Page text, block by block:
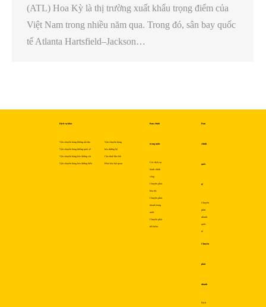
(ATL) Hoa Kỳ là thị trường xuất khẩu trọng điểm của
Việt Nam trong nhiều năm qua. Trong đó, sân bay quốc
tế Atlanta Hartsfield–Jackson…
Dịch vụ khác
Vận chuyển hàng không nội địa
Vận chuyển hàng không quốc tế
Vận chuyển hàng hóa đường sắt
Vận chuyển hàng hóa đường biển
Vận chuyển hàng
hóa đường bộ
Cho thuê kho bãi
Khai báo hải quan
Bưu chính
trong nước
Các dịch vụ
hành chính
công
Chuyển phát
hỏa tốc
Chuyển phát
nhanh trong
nước
Chuyển phát
tiết kiệm
Bưu
chính
quốc
tế
Chuyển
phát
nhanh
quốc
tế
Chuyển
phát
nhanh
Dịch